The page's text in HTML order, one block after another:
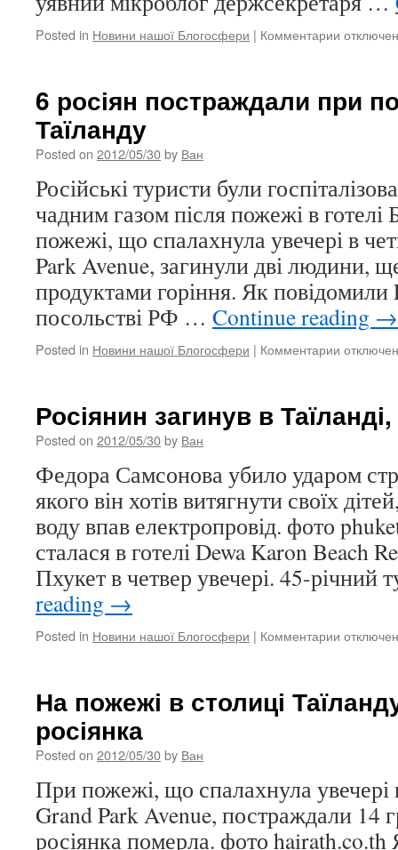
Posted in Новини нашої Блогосфери | Комментарии к
про
6 росіян постраждали при
Таїланду
Posted on 2012/05/30by Ван
Російські туристи були
чадним газом після пожежі в
пожежі, що спалахнула увечері в
Park Avenue, загинули дві людини,
продуктами горіння. Як повідомили
посольстві РФ … Continue reading →
Posted in Новини нашої Блогосфери | Комментарии к
в
готелі
Таїланду
Росіянин загинув в
Posted on 2012/05/30by Ван
Федора Самсонова убило ударом
якого він хотів витягнути своїх
воду впав електропровід. фото
сталася в готелі Dewa Karon Beach
Пхукет в четвер увечері. 45-річний
reading →
Posted in Новини нашої Блогосфери | Комментарии к
в
На пожежі в столиці
росіянка
Posted on 2012/05/30by Ван
При пожежі, що спалахнула увечері
Grand Park Avenue, постраждали
росіянка померла. фото